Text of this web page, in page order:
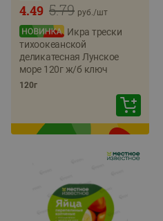
5.79
4.49 руб./шт
Икра трески
тихоокеанской
деликатесная Лунское
море 120г ж/б ключ
120г